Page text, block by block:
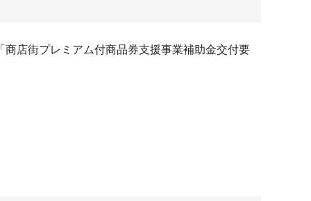
店街プレミアム付商品券支援事業補助金交付要